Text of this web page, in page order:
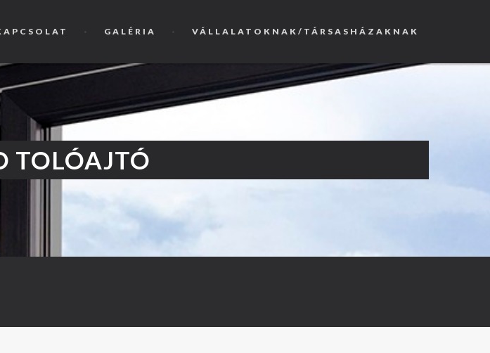
GALÉRIA VÁLLALATOKNAK/TÁRSASHÁZAKNAK
TOLÓAJTÓ